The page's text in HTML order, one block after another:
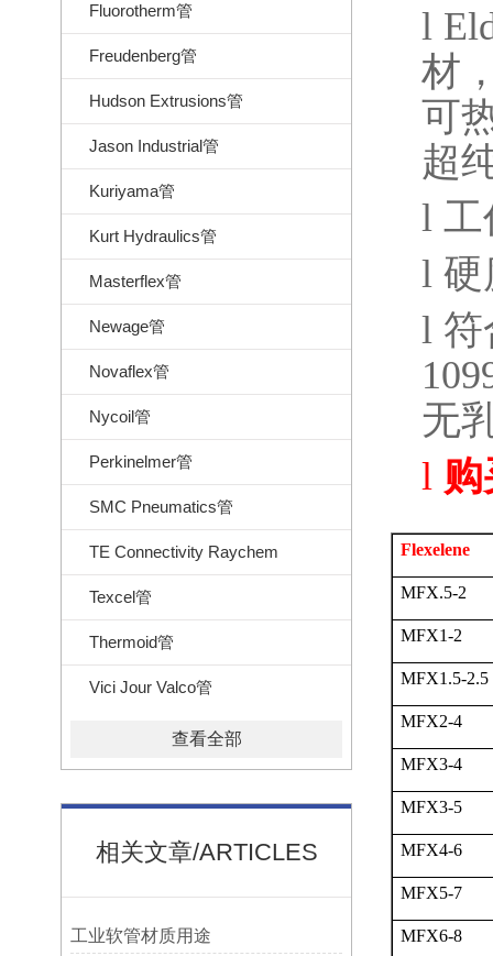
Fluorotherm管
Freudenberg管
Hudson Extrusions管
Jason Industrial管
Kuriyama管
Kurt Hydraulics管
Masterflex管
Newage管
Novaflex管
Nycoil管
Perkinelmer管
SMC Pneumatics管
TE Connectivity Raychem
Texcel管
Thermoid管
Vici Jour Valco管
查看全部
相关文章/ARTICLES
工业软管材质用途
l
材
可
超
l 工
l 硬
l 符
无
l
Flexelene
MFX.5-2
MFX1-2
MFX1.5-2.5
MFX2-4
MFX3-4
MFX3-5
MFX4-6
MFX5-7
MFX6-8